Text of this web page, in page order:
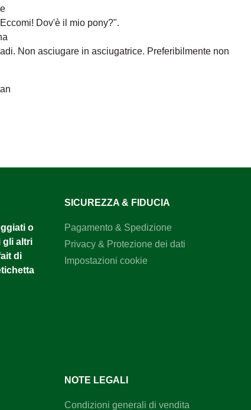
Dov'è il mio pony?".
Non asciugare in asciugatrice. Preferibilmente non
o
gli altri
di
SICUREZZA & FIDUCIA
Pagamento & Spedizione
Privacy & Protezione dei dati
Impostazioni cookie
NOTE LEGALI
Condizioni generali di vendita